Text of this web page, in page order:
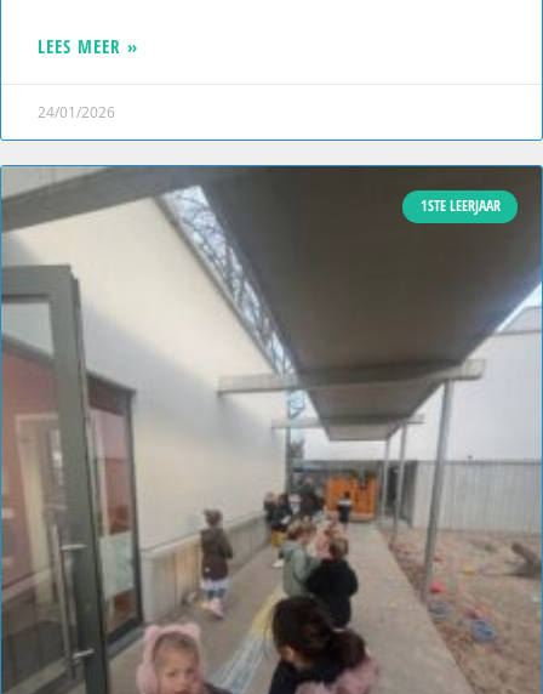
LEES MEER »
24/01/2026
1STE LEERJAAR